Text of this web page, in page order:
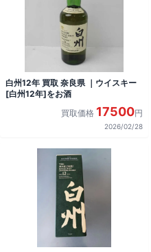
白州12年 買取 奈良県 ｜ウイスキー
[白州12年]をお酒
買取価格 17500円
2026/02/28